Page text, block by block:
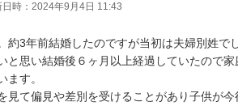
時： 2024年9月4日 11:43
約3年前結婚したのですが当初は夫婦別姓で
と思い結婚後６ヶ月以上経過していたので
ます。
見て偏見や差別を受けることがあり子供が